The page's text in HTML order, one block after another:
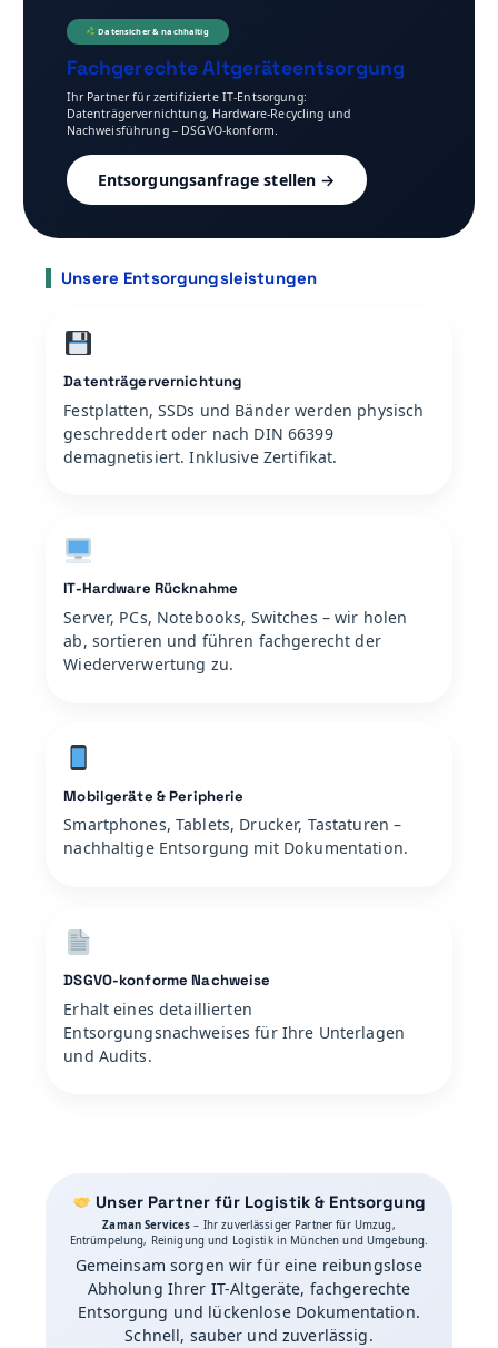
Datensicher & nachhaltig
Fachgerechte Altgeräteentsorgung
Ihr Partner für zertifizierte IT-Entsorgung:
Datenträgervernichtung, Hardware-Recycling und
Nachweisführung – DSGVO-konform.
Entsorgungsanfrage stellen →
Unsere Entsorgungsleistungen
Datenträgervernichtung
Festplatten, SSDs und Bänder werden physisch
geschreddert oder nach DIN 66399
demagnetisiert. Inklusive Zertifikat.
IT-Hardware Rücknahme
Server, PCs, Notebooks, Switches – wir holen
ab, sortieren und führen fachgerecht der
Wiederverwertung zu.
Mobilgeräte & Peripherie
Smartphones, Tablets, Drucker, Tastaturen –
nachhaltige Entsorgung mit Dokumentation.
DSGVO-konforme Nachweise
Erhalt eines detaillierten
Entsorgungsnachweises für Ihre Unterlagen
und Audits.
Unser Partner für Logistik & Entsorgung
Zaman Services – Ihr zuverlässiger Partner für Umzug,
Entrümpelung, Reinigung und Logistik in München und Umgebung.
Gemeinsam sorgen wir für eine reibungslose
Abholung Ihrer IT-Altgeräte, fachgerechte
Entsorgung und lückenlose Dokumentation.
Schnell, sauber und zuverlässig.